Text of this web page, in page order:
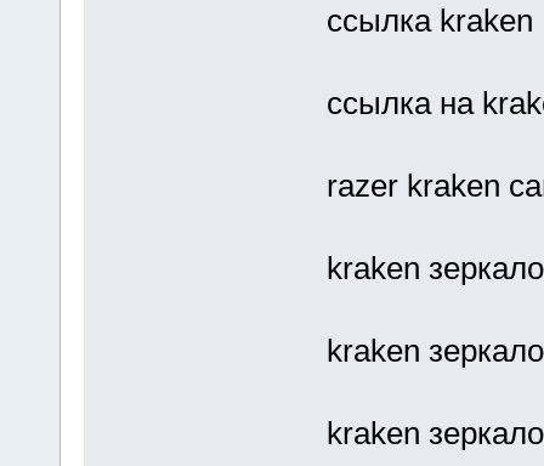
ссылка kraken
ссылка на
razer kraken
kraken зеркало
kraken зеркало
kraken